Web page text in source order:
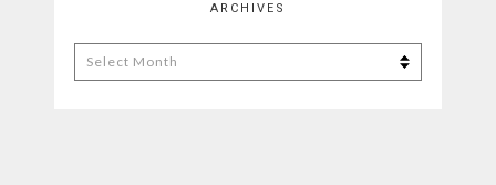
ARCHIVES
Archives